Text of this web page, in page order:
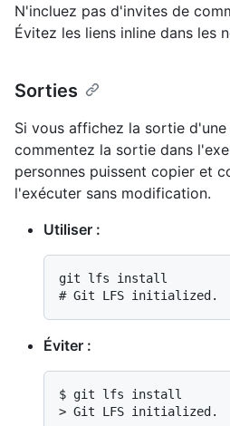
N'incluez pas d'invites de
Évitez les liens inline dans les
Sorties
Si vous affichez la sortie d'une
commentez la sortie dans
personnes puissent copier et
l'exécuter sans modification.
Utiliser :
# Git LFS initialized.
Éviter :
$ git lfs install
> Git LFS initialized.